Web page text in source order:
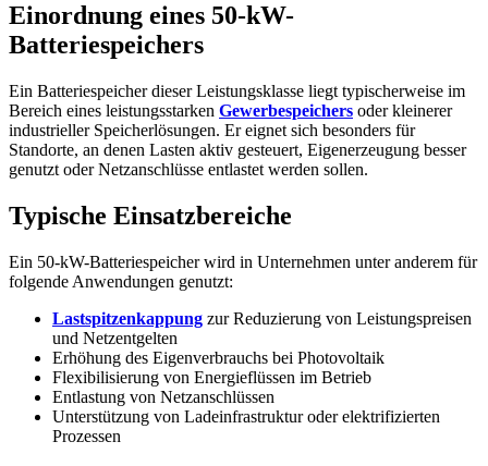
Einordnung eines 50-kW-
Batteriespeichers
Ein Batteriespeicher dieser Leistungsklasse liegt typischerweise im
Bereich eines leistungsstarken Gewerbespeichers oder kleinerer
industrieller Speicherlösungen. Er eignet sich besonders für
Standorte, an denen Lasten aktiv gesteuert, Eigenerzeugung besser
genutzt oder Netzanschlüsse entlastet werden sollen.
Typische Einsatzbereiche
Ein 50-kW-Batteriespeicher wird in Unternehmen unter anderem für
folgende Anwendungen genutzt:
Lastspitzenkappung zur Reduzierung von Leistungspreisen
und Netzentgelten
Erhöhung des Eigenverbrauchs bei Photovoltaik
Flexibilisierung von Energieflüssen im Betrieb
Entlastung von Netzanschlüssen
Unterstützung von Ladeinfrastruktur oder elektrifizierten
Prozessen